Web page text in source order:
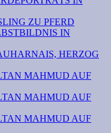
ZU PFERD
IN
HERZOG
MAHMUD AUF
MAHMUD AUF
MAHMUD AUF